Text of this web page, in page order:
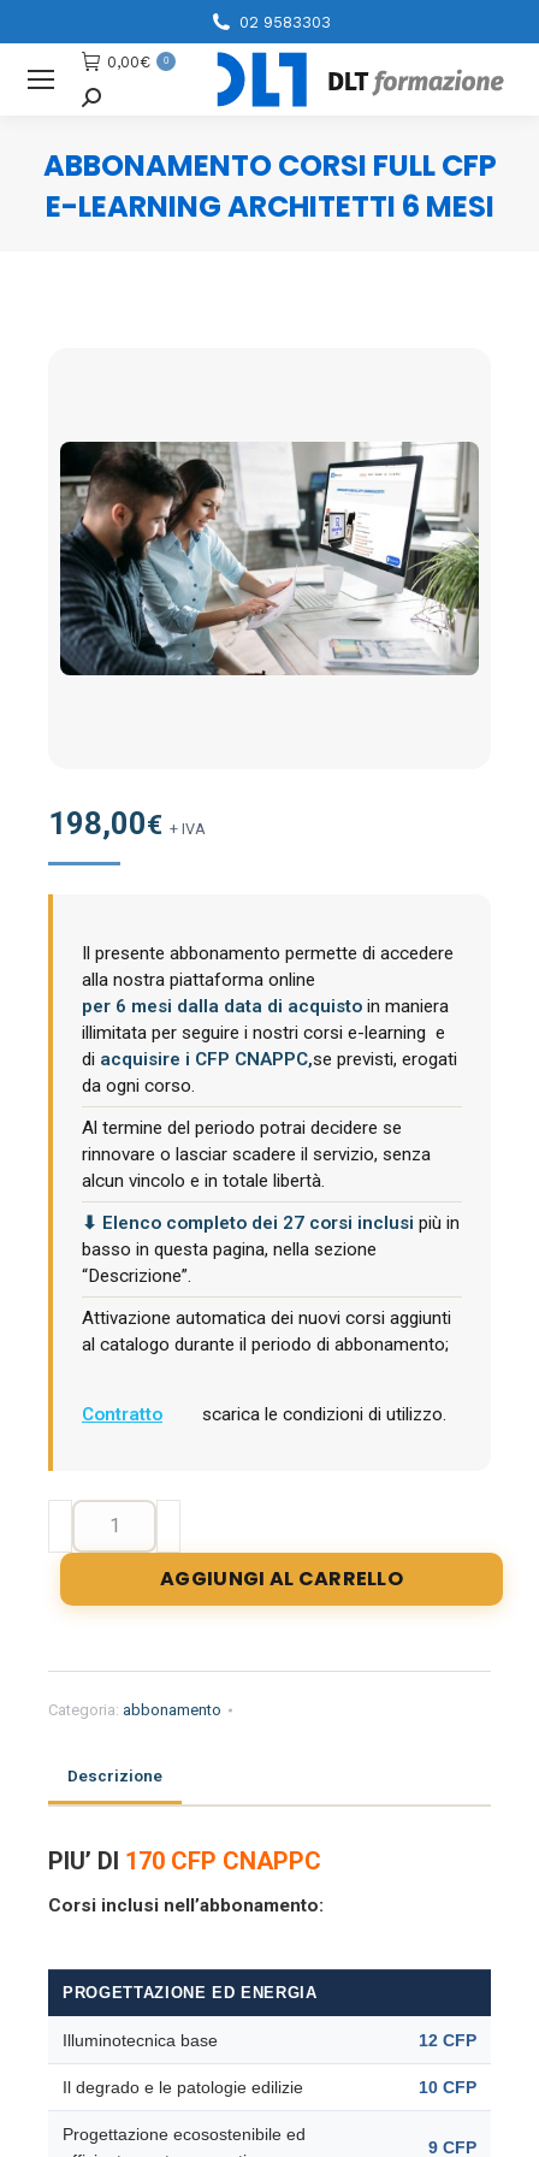
02 9583303
0,00€ 0
Cerca
ABBONAMENTO CORSI FULL CFP
E-LEARNING ARCHITETTI 6 MESI
198,00€ + IVA
Il presente abbonamento permette di accedere
alla nostra piattaforma online
per 6 mesi dalla data di acquisto in maniera
illimitata per seguire i nostri corsi e-learning e
di acquisire i CFP CNAPPC,se previsti, erogati
da ogni corso.
Al termine del periodo potrai decidere se
rinnovare o lasciar scadere il servizio, senza
alcun vincolo e in totale libertà.
⬇ Elenco completo dei 27 corsi inclusi più in
basso in questa pagina, nella sezione
“Descrizione”.
Attivazione automatica dei nuovi corsi aggiunti
al catalogo durante il periodo di abbonamento;
Contratto scarica le condizioni di utilizzo.
Abbonamento
FULL
CFP
ARCHITETTI
mesi
AGGIUNGI AL CARRELLO
Categoria: abbonamento
Descrizione
PIU’ DI 170 CFP CNAPPC
Corsi inclusi nell’abbonamento:
PROGETTAZIONE ED ENERGIA
Illuminotecnica base 12 CFP
Il degrado e le patologie edilizie 10 CFP
Progettazione ecosostenibile ed
9 CFP